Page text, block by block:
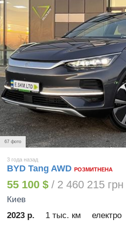
67 фото
3 года назад
BYD Tang AWD РОЗМИТНЕНА
55 100 $ / 2 460 215 грн
Киев
2023 р.
1 тыс. км електро